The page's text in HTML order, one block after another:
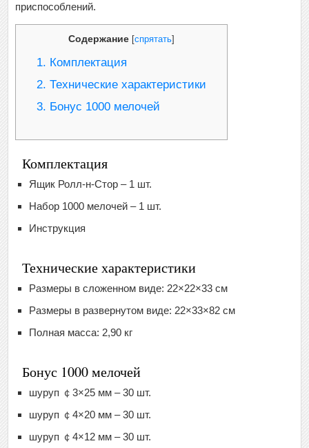
приспособлений.
Содержание [спрятать]
1. Комплектация
2. Технические характеристики
3. Бонус 1000 мелочей
Комплектация
Ящик Ролл-н-Стор – 1 шт.
Набор 1000 мелочей – 1 шт.
Инструкция
Технические характеристики
Размеры в сложенном виде: 22×22×33 см
Размеры в развернутом виде: 22×33×82 см
Полная масса: 2,90 кг
Бонус 1000 мелочей
шуруп ￠3×25 мм – 30 шт.
шуруп ￠4×20 мм – 30 шт.
шуруп ￠4×12 мм – 30 шт.